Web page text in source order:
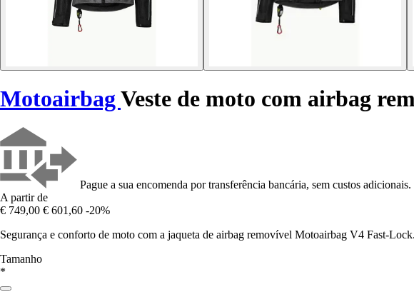
Motoairbag Veste de moto com airbag
Pague a sua encomenda por transferência bancária, sem custos adicionais.
A partir de
€ 749,00 € 601,60 -20%
Segurança e conforto de moto com a jaqueta de airbag removível Motoairbag V4 Fast-
Tamanho
*